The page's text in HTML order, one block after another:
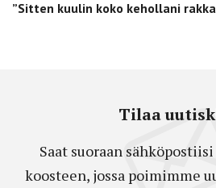
”Sitten kuulin koko kehollani
Tilaa
Saat suoraan
koosteen, jossa poimimme